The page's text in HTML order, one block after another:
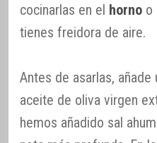
cocinarlas en el horno o
tienes freidora de aire.
Antes de asarlas,
aceite de oliva virgen
hemos añadido sal